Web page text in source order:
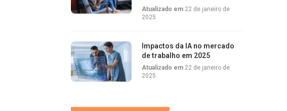
Atualizado em 22 de janeiro de
2025
Impactos da IA no mercado
de trabalho em 2025
Atualizado em 22 de janeiro de
2025